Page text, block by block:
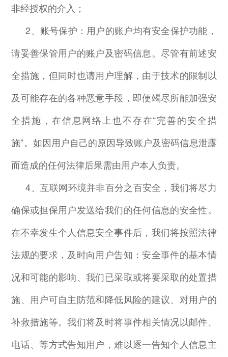
非经授权的介入；
2、账号保护：用户的账户均有安全保护功能，
请妥善保管用户的账户及密码信息。尽管有前述安
全措施，但同时也请用户理解，由于技术的限制以
及可能存在的各种恶意手段，即便竭尽所能加强安
全措施，在信息网络上也不存在“完善的安全措
施”。如因用户自己的原因导致账户及密码信息泄露
而造成的任何法律后果需由用户本人负责。
4、互联网环境并非百分之百安全，我们将尽力
确保或担保用户发送给我们的任何信息的安全性。
在不幸发生个人信息安全事件后，我们将按照法律
法规的要求，及时向用户告知：安全事件的基本情
况和可能的影响、我们已采取或将要采取的处置措
施、用户可自主防范和降低风险的建议、对用户的
补救措施等。我们将及时将事件相关情况以邮件、
电话、等方式告知用户，难以逐一告知个人信息主